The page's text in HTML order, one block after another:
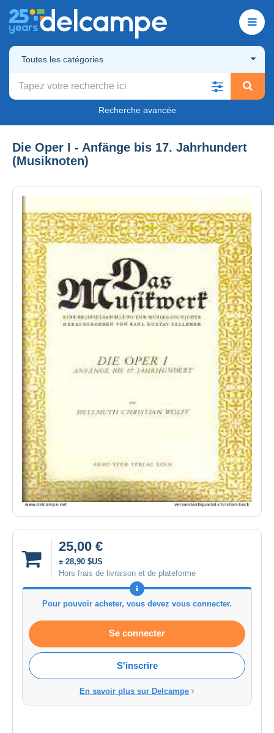
Toutes les catégories
Recherche avancée
Die Oper I - Anfänge bis 17. Jahrhundert
(Musiknoten)
25,00 €
± 28,90 $US
Hors frais de livraison et de plateforme
Pour pouvoir acheter, vous devez vous connecter.
Se connecter
S'inscrire
En savoir plus sur Delcampe